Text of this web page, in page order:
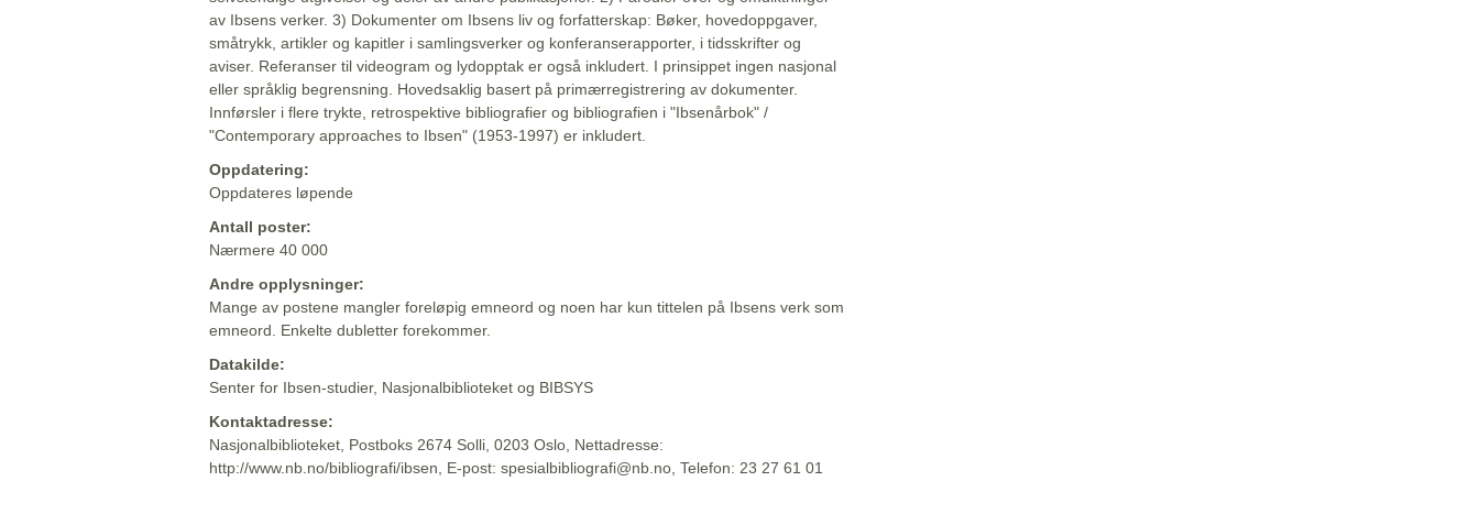
av Ibsens verker. 3) Dokumenter om Ibsens liv og forfatterskap: Bøker, hovedoppgaver,
småtrykk, artikler og kapitler i samlingsverker og konferanserapporter, i tidsskrifter og
aviser. Referanser til videogram og lydopptak er også inkludert. I prinsippet ingen nasjonal
eller språklig begrensning. Hovedsaklig basert på primærregistrering av dokumenter.
Innførsler i flere trykte, retrospektive bibliografier og bibliografien i "Ibsenårbok" /
"Contemporary approaches to Ibsen" (1953-1997) er inkludert.
Oppdatering:
Oppdateres løpende
Antall poster:
Nærmere 40 000
Andre opplysninger:
Mange av postene mangler foreløpig emneord og noen har kun tittelen på Ibsens verk som
emneord. Enkelte dubletter forekommer.
Datakilde:
Senter for Ibsen-studier, Nasjonalbiblioteket og BIBSYS
Kontaktadresse:
Nasjonalbiblioteket, Postboks 2674 Solli, 0203 Oslo, Nettadresse:
http://www.nb.no/bibliografi/ibsen, E-post: spesialbibliografi@nb.no, Telefon: 23 27 61 01